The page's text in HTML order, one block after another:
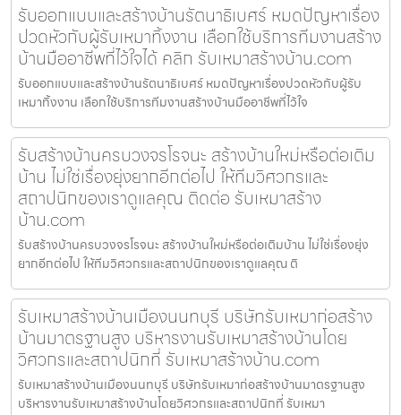
รับออกแบบและสร้างบ้านรัตนาธิเบศร์ หมดปัญหาเรื่อง
ปวดหัวกับผู้รับเหมาทิ้งงาน เลือกใช้บริการทีมงานสร้าง
บ้านมืออาชีพที่ไว้ใจได้ คลิก รับเหมาสร้างบ้าน.com
รับออกแบบและสร้างบ้านรัตนาธิเบศร์ หมดปัญหาเรื่องปวดหัวกับผู้รับ
เหมาทิ้งงาน เลือกใช้บริการทีมงานสร้างบ้านมืออาชีพที่ไว้ใจ
รับสร้างบ้านครบวงจรโรจนะ สร้างบ้านใหม่หรือต่อเติม
บ้าน ไม่ใช่เรื่องยุ่งยากอีกต่อไป ให้ทีมวิศวกรและ
สถาปนิกของเราดูแลคุณ ติดต่อ รับเหมาสร้าง
บ้าน.com
รับสร้างบ้านครบวงจรโรจนะ สร้างบ้านใหม่หรือต่อเติมบ้าน ไม่ใช่เรื่องยุ่ง
ยากอีกต่อไป ให้ทีมวิศวกรและสถาปนิกของเราดูแลคุณ ติ
รับเหมาสร้างบ้านเมืองนนทบุรี บริษัทรับเหมาก่อสร้าง
บ้านมาตรฐานสูง บริหารงานรับเหมาสร้างบ้านโดย
วิศวกรและสถาปนิกที่ รับเหมาสร้างบ้าน.com
รับเหมาสร้างบ้านเมืองนนทบุรี บริษัทรับเหมาก่อสร้างบ้านมาตรฐานสูง
บริหารงานรับเหมาสร้างบ้านโดยวิศวกรและสถาปนิกที่ รับเหมา